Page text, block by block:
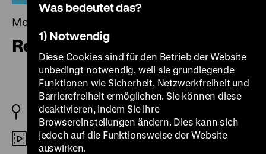
Montag, 04. September 2023, 19.00 Uhr
Reise in die Vergangenheit
D 1943
35mm
Was bedeutet das?
1) Notwendig
Diese Cookies sind für den Betrieb der Website
unbedingt notwendig, weil sie grundlegende
Funktionen wie Sicherheit, Netzwerkfreiheit und
Barrierefreiheit ermöglichen. Sie können diese
deaktivieren, indem Sie ihre
Browsereinstellungen ändern. Dies kann sich
jedoch auf die Funktionsweise der Website
auswirken.